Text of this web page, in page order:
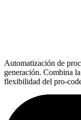
Automatización de
generación. Combina
flexibilidad del pro-